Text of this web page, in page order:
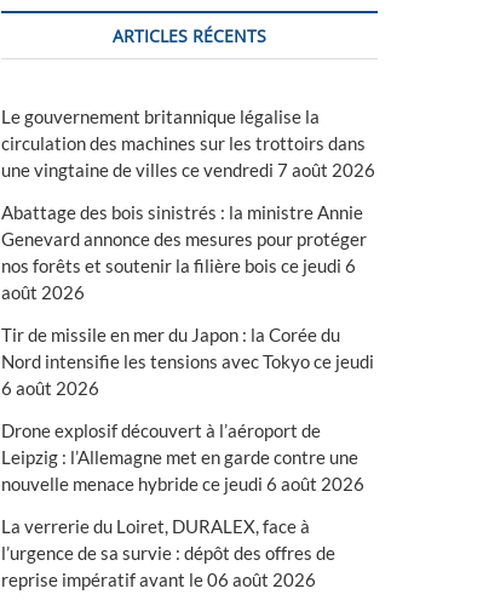
ARTICLES RÉCENTS
Le gouvernement britannique légalise la
circulation des machines sur les trottoirs dans
une vingtaine de villes ce vendredi 7 août 2026
Abattage des bois sinistrés : la ministre Annie
Genevard annonce des mesures pour protéger
nos forêts et soutenir la filière bois ce jeudi 6
août 2026
Tir de missile en mer du Japon : la Corée du
Nord intensifie les tensions avec Tokyo ce jeudi
6 août 2026
Drone explosif découvert à l’aéroport de
Leipzig : l’Allemagne met en garde contre une
nouvelle menace hybride ce jeudi 6 août 2026
La verrerie du Loiret, DURALEX, face à
l’urgence de sa survie : dépôt des offres de
reprise impératif avant le 06 août 2026